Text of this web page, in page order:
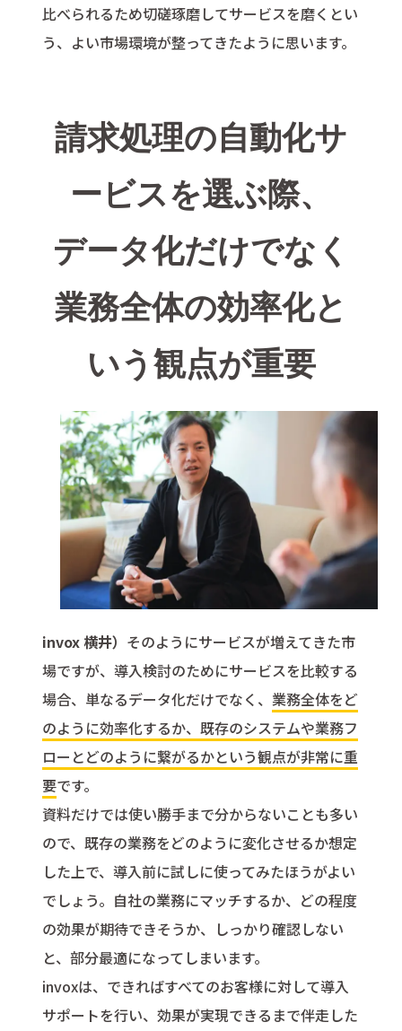
比べられるため切磋琢磨してサービスを磨くとい
う、よい市場環境が整ってきたように思います。
請求処理の自動化サ
ービスを選ぶ際、
データ化だけでなく
業務全体の効率化と
いう観点が重要
invox 横井） そのようにサービスが増えてきた市
場ですが、導入検討のためにサービスを比較する
場合、単なるデータ化だけでなく、 業務全体をど
のように効率化するか、既存のシステムや業務フ
ローとどのように繋がるかという観点が非常に重
要です。
資料だけでは使い勝手まで分からないことも多い
ので、既存の業務をどのように変化させるか想定
した上で、導入前に試しに使ってみたほうがよい
でしょう。自社の業務にマッチするか、どの程度
の効果が期待できそうか、しっかり確認しない
と、部分最適になってしまいます。
invoxは、できればすべてのお客様に対して導入
サポートを行い、効果が実現できるまで伴走した